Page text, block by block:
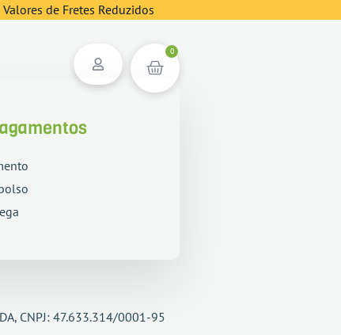
de Fretes Reduzidos
0
CNPJ: 47.633.314/0001-95